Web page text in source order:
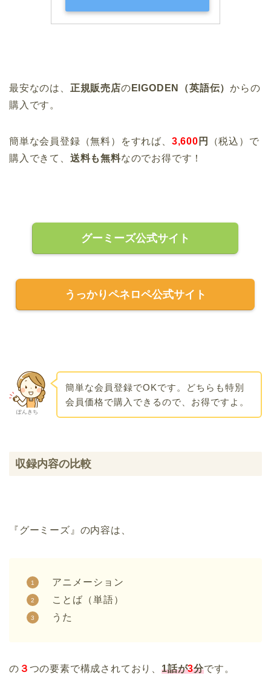
最安なのは、 正規販売店の EIGODEN（英語伝）からの
購入です。
簡単な会員登録（無料）をすれば、 3,600 円
（税込）で
購入できて、 送料も無料なのでお得です！
グーミーズ公式サイト
うっかりペネロペ公式サイト
ぽんきち
簡単な会員登録でOKです。どちらも特別
会員価格で購入できるので、お得ですよ。
収録内容の比較
『グーミーズ』の内容は、
アニメーション
ことば（単語）
うた
の ３ つの要素で構成されており、1話が3分です。